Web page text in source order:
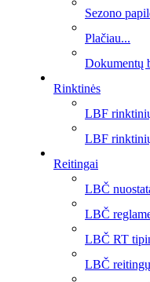
Sezono
Plačiau...
Dokumentų
Rinktinės
LBF
LBF
Reitingai
LBČ
LBČ
LBČ RT
LBČ